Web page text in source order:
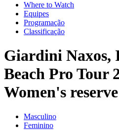
Where to Watch
Equipes
Programação
Classificação
Giardini Naxos,
Beach Pro Tour
Women's
Masculino
Feminino